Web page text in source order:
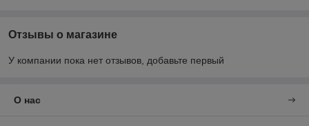
Отзывы о магазине
У компании пока нет отзывов, добавьте первый
О нас